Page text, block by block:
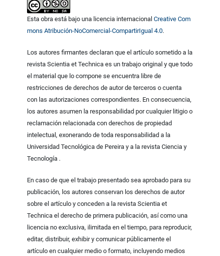
Esta obra está bajo una licencia internacionalCreative Com
mons Atribución-NoComercial-CompartirIgual 4.0.
Los autores firmantes declaran que el artículo sometido a la
revista Scientia et Technica es un trabajo original y que todo
el material que lo compone se encuentra libre de
restricciones de derechos de autor de terceros o cuenta
con las autorizaciones correspondientes. En consecuencia,
los autores asumen la responsabilidad por cualquier litigio o
reclamación relacionada con derechos de propiedad
intelectual, exonerando de toda responsabilidad a la
Universidad Tecnológica de Pereira y a la revista Ciencia y
Tecnología .
En caso de que el trabajo presentado sea aprobado para su
publicación, los autores conservan los derechos de autor
sobre el artículo y conceden a la revista Scientia et
Technica el derecho de primera publicación, así como una
licencia no exclusiva, ilimitada en el tiempo, para reproducir,
editar, distribuir, exhibir y comunicar públicamente el
artículo en cualquier medio o formato, incluyendo medios